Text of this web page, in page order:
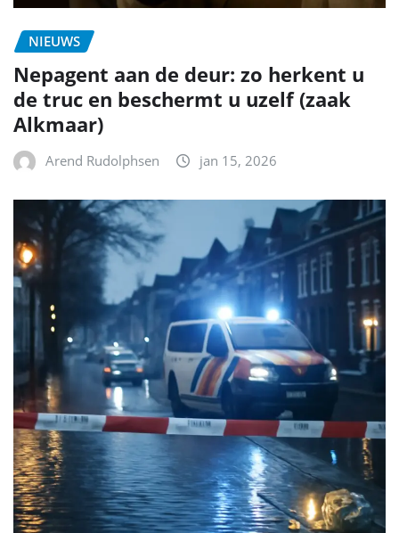
NIEUWS
Nepagent aan de deur: zo herkent u
de truc en beschermt u uzelf (zaak
Alkmaar)
Arend Rudolphsen jan 15, 2026